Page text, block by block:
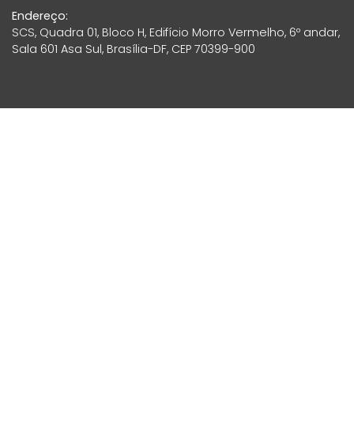
Endereço:
SCS, Quadra 01, Bloco H, Edifício Morro Vermelho, 6º andar,
Sala 601 Asa Sul, Brasília-DF, CEP 70399-900